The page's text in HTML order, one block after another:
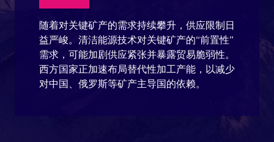
随着对关键矿产的需求持续攀升，供应限制日
益严峻。清洁能源技术对关键矿产的“前置性”
需求，可能加剧供应紧张并暴露贸易脆弱性。
西方国家正加速布局替代性加工产能，以减少
对中国、俄罗斯等矿产主导国的依赖。